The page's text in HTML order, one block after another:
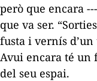
però que encara
que va ser.
fusta i vernís
Avui encara té un
del seu espai.